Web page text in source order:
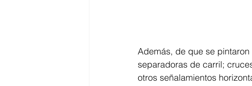
Además, de que se
separadoras de carril;
otros señalamientos